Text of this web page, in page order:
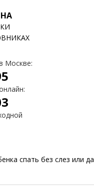
Москве:
спать без слез или